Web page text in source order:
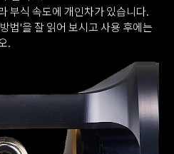
부식 속도에 개인차가 있습니다.
법'을 잘 읽어 보시고 사용 후에는
.